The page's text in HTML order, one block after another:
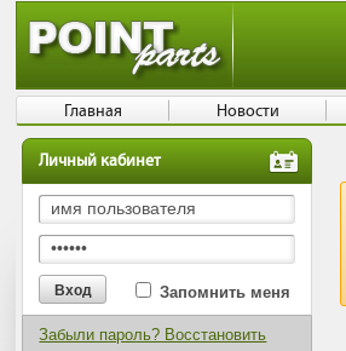
Личный кабинет
Запомнить меня
Забыли пароль? Восстановить
Главная Новости